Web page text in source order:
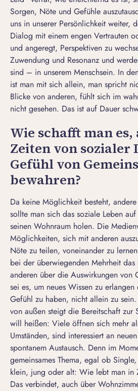
Sorgen, Nöte und Gefühle
uns in unserer Persönlichkeit weiter,
Dialog mit einem engen Vertrauten
und angeregt, Perspektiven zu
Zuwendung und Resonanz und
sind – in unserem Menschsein. In
ist man mit sich allein, man spricht
Blicke von anderen, fühlt sich im
nicht gesehen. Das ist auf Dauer
Wie schafft man
Zeiten von sozialer
Gefühl von
bewahren?
Da keine Möglichkeit besteht,
sollte man sich das soziale Leben
seinen Wohnraum holen. Die
Möglichkeiten, sich mit anderen
Nöte zu teilen, voneinander zu
bei der überwiegenden Mehrheit
anderen über die Auswirkungen von
sei es, um neues Wissen zu
Gefühl zu haben, nicht allein zu
von außen steigt die Bereitschaft
will heißen: Viele öffnen sich mehr
Umständen, sind interessiert an
spontanem Austausch. Denn im
gemeinsames Thema, egal ob
klein, jung oder alt: Wie lebt man in
Das verbindet, auch über